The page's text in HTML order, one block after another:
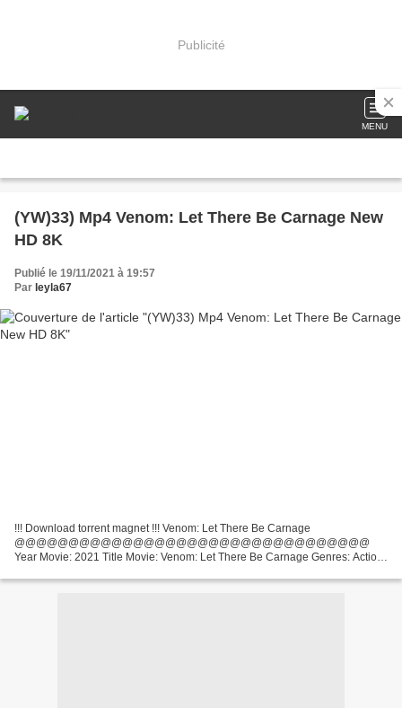
Publicité
MENU
(YW)33) Mp4 Venom: Let There Be Carnage New
HD 8K
Publié le 19/11/2021 à 19:57
Par leyla67
!!! Download torrent magnet !!! Venom: Let There Be Carnage
@@@@@@@@@@@@@@@@@@@@@@@@@@@@@@@@@
Year Movie: 2021 Title Movie: Venom: Let There Be Carnage Genres: Action,
Kelly Marcel,...